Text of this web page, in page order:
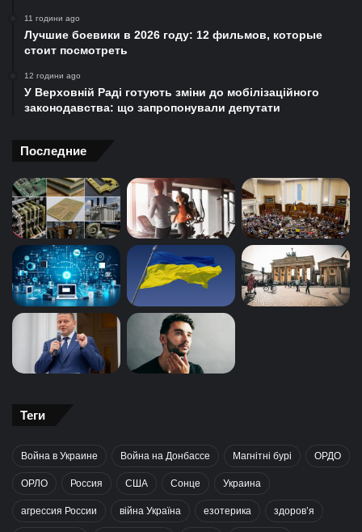
11 години ago
Лучшие боевики в 2026 году: 12 фильмов, которые
стоит посмотреть
12 години ago
У Верховній Раді готують зміни до мобілізаційного
законодавства: що запропонували депутати
Последние
Теги
Война в Украине Война на Донбассе Магнітні бурі ОРДО
ОРЛО Россия США Сонце Украина
агрессия России війна Україна езотерика здоров’я